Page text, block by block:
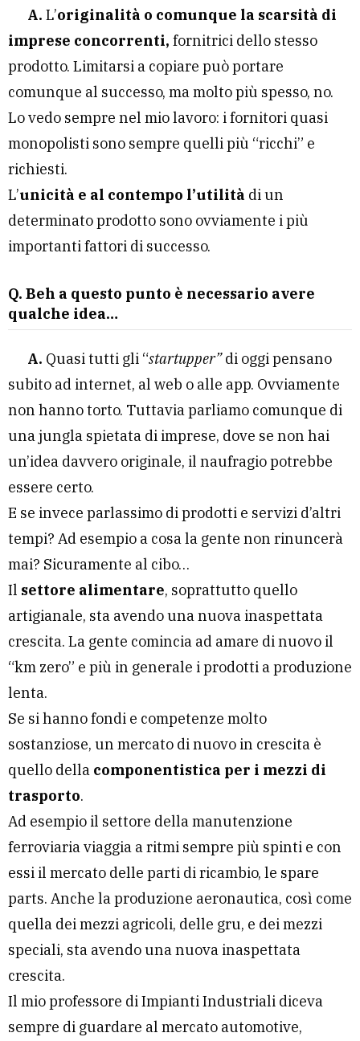
A. L’originalità o comunque la scarsità di
imprese concorrenti, fornitrici dello stesso
prodotto. Limitarsi a copiare può portare
comunque al successo, ma molto più spesso, no.
Lo vedo sempre nel mio lavoro: i fornitori quasi
monopolisti sono sempre quelli più “ricchi” e
richiesti.
L’unicità e al contempo l’utilità di un
determinato prodotto sono ovviamente i più
importanti fattori di successo.
Q. Beh a questo punto è necessario avere
qualche idea…
A. Quasi tutti gli “startupper”di oggi pensano
subito ad internet, al web o alle app. Ovviamente
non hanno torto. Tuttavia parliamo comunque di
una jungla spietata di imprese, dove se non hai
un’idea davvero originale, il naufragio potrebbe
essere certo.
E se invece parlassimo di prodotti e servizi d’altri
tempi? Ad esempio a cosa la gente non rinuncerà
mai? Sicuramente al cibo…
Il settore alimentare, soprattutto quello
artigianale, sta avendo una nuova inaspettata
crescita. La gente comincia ad amare di nuovo il
“km zero” e più in generale i prodotti a produzione
lenta.
Se si hanno fondi e competenze molto
sostanziose, un mercato di nuovo in crescita è
quello della componentistica per i mezzi di
trasporto.
Ad esempio il settore della manutenzione
ferroviaria viaggia a ritmi sempre più spinti e con
essi il mercato delle parti di ricambio, le spare
parts. Anche la produzione aeronautica, così come
quella dei mezzi agricoli, delle gru, e dei mezzi
speciali, sta avendo una nuova inaspettata
crescita.
Il mio professore di Impianti Industriali diceva
sempre di guardare al mercato automotive,